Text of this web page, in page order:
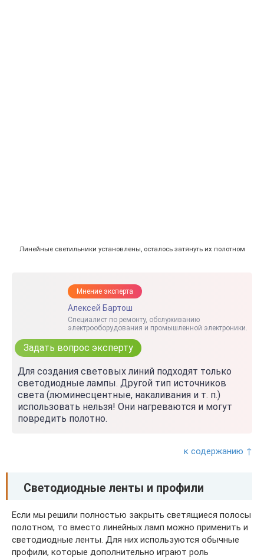
Линейные светильники установлены, осталось затянуть их полотном
Мнение эксперта
Алексей Бартош
Специалист по ремонту, обслуживанию
электрооборудования и промышленной электроники.
Задать вопрос эксперту
Для создания световых линий подходят только
светодиодные лампы. Другой тип источников
света (люминесцентные, накаливания и т. п.)
использовать нельзя! Они нагреваются и могут
повредить полотно.
к содержанию ↑
Светодиодные ленты и профили
Если мы решили полностью закрыть светящиеся полосы
полотном, то вместо линейных ламп можно применить и
светодиодные ленты. Для них используются обычные
профили, которые дополнительно играют роль